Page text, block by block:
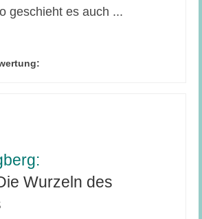
geschieht es auch ...
Wurzeln des